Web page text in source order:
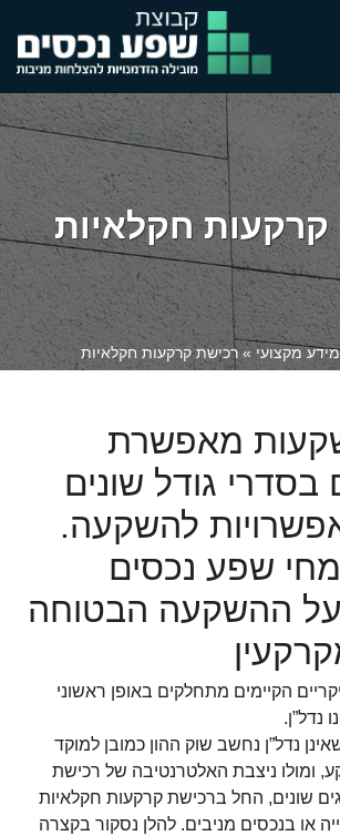
חקלאיות
מידע מקצועי» רכישת קרקעות חקלאיות
מאפשרת
גודל שונים
להשקעה.
שפע נכסים
על ההשקעה הבטוחה
הקיימים מתחלקים באופן ראשוני
נדל”ן.
נדל”ן נחשב שוק ההון כמובן למוקד
ומולו ניצבת האלטרנטיבה של רכישת
שונים, החל ברכישת קרקעות חקלאיות
או בנכסים מניבים. להלן נסקור בקצרה